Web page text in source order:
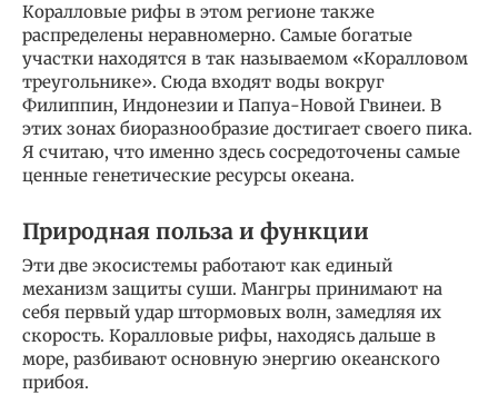
Коралловые рифы в этом регионе также
распределены неравномерно. Самые богатые
участки находятся в так называемом «Коралловом
треугольнике». Сюда входят воды вокруг
Филиппин, Индонезии и Папуа-Новой Гвинеи. В
этих зонах биоразнообразие достигает своего пика.
Я считаю, что именно здесь сосредоточены самые
ценные генетические ресурсы океана.
Природная польза и функции
Эти две экосистемы работают как единый
механизм защиты суши. Мангры принимают на
себя первый удар штормовых волн, замедляя их
скорость. Коралловые рифы, находясь дальше в
море, разбивают основную энергию океанского
прибоя.